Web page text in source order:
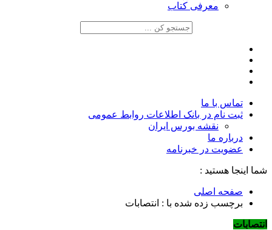
معرفی کتاب
تماس با ما
ثبت نام در بانک اطلاعات روابط عمومی
نقشه بورس ایران
درباره ما
عضويت در خبرنامه
شما اینجا هستید :
صفحه اصلی
برچسب زده شده با : انتصابات
انتصابات